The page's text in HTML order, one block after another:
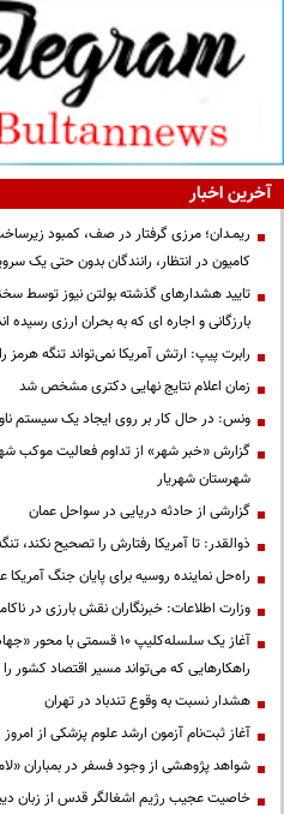
آخرین اخبار
کامیون در انتظار، رانندگان بدون حتی یک
تایید هشدارهای گذشته بولتن نیوز توسط
بارزگانی و اجاره ای که به بحران ارزی رسیده
رابرت پیپ: ارتش آمریکا نمی‌تواند تنگه هرمز
زمان اعلام نتایج نهایی دکتری مشخص شد
ونس: در حال کار بر روی ایجاد یک سیستم
گزارش «خبر شهر» از تداوم فعالیت موکب
شهرستان شهریار
گزارشی از حادثه دریایی در سواحل عمان
ذوالقدر: تا آمریکا رفتارش را تصحیح نکند،
راه‌حل نماینده روسیه برای پایان جنگ آمریکا
وزارت اطلاعات: خبرنگاران نقش بارزی در
آغاز یک سلسله‌کلیپ ۱۰
راهکارهایی که می‌تواند مسیر اقتصاد کشور
هشدار نسبت به وقوع تندباد در تهران
آغاز ثبت‌نام آزمون ارشد علوم پزشکی از امروز
شواهد پژوهشی از وجود فسفر در بمباران
خاصیت عجیب رژیم اشغالگر قدس از زبان